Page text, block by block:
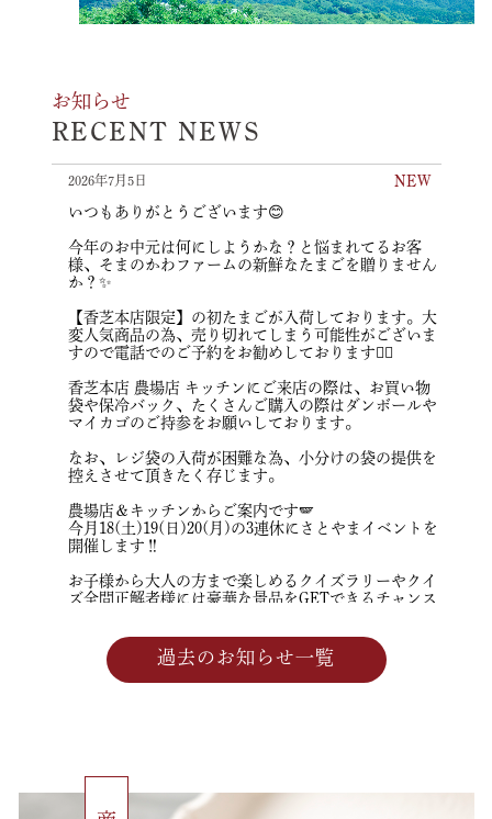
お知らせ
RECENT NEWS
2026年7月5日
いつもありがとうございます😊
今年のお中元は何にしようかな？と悩まれてるお客
様、そまのかわファームの新鮮なたまごを贈りません
か？✨
【香芝本店限定】の初たまごが入荷しております。大
変人気商品の為、売り切れてしまう可能性がございま
すので電話でのご予約をお勧めしております☝🏻
香芝本店 農場店 キッチンにご来店の際は、お買い物
袋や保冷バック、たくさんご購入の際はダンボールや
マイカゴのご持参をお願いしております。
なお、レジ袋の入荷が困難な為、小分けの袋の提供を
控えさせて頂きたく存じます。
農場店＆キッチンからご案内です🪽
今月18(土)19(日)20(月)の3連休にさとやまイベントを
開催します‼️
お子様から大人の方まで楽しめるクイズラリーやクイ
ズ全問正解者様には豪華な景品をGETできるチャンス
皆様のご参加お待ちしております✨
イベント詳細はInstagramまで📱
※キッチンは農場店にしかございません。
いつもありがとうございます😊
香芝本店からのお知らせです📣🐓
過去のお知らせ一覧